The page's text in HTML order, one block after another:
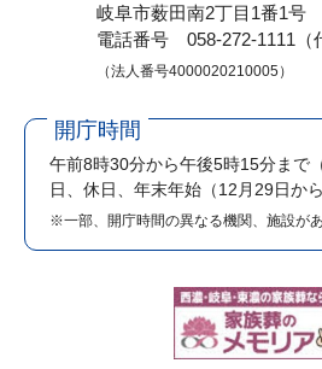
岐阜市薮田南2丁目1番1号
電話番号 058-272-1111（
（法人番号4000020210005）
開庁時間
午前8時30分から午後5時15分まで
日、休日、年末年始（12月29日か
※一部、開庁時間の異なる機関、施設があ